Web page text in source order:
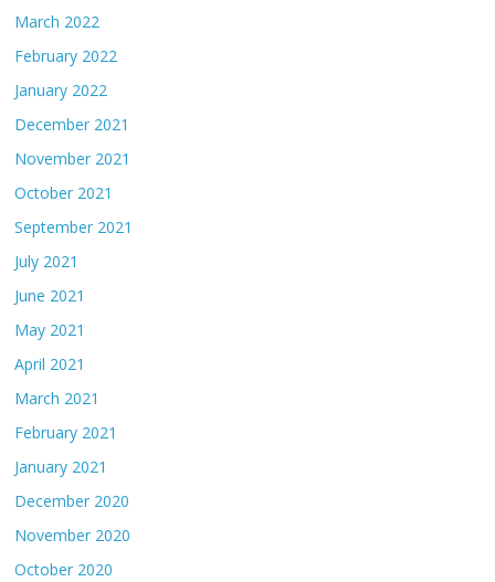
March 2022
February 2022
January 2022
December 2021
November 2021
October 2021
September 2021
July 2021
June 2021
May 2021
April 2021
March 2021
February 2021
January 2021
December 2020
November 2020
October 2020